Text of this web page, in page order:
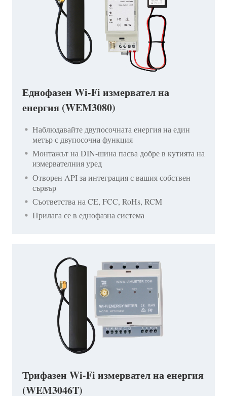
Еднофазен Wi-Fi измервател на
енергия (WEM3080)
Наблюдавайте двупосочната енергия на един
метър с двупосочна функция
Монтажът на DIN-шина пасва добре в кутията на
измервателния уред
Отворен API за интеграция с вашия собствен
сървър
Съответства на CE, FCC, RoHs, RCM
Прилага се в еднофазна система
Трифазен Wi-Fi измервател на енергия
(WEM3046T)